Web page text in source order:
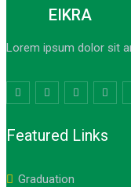
EIKRA
Lorem ipsum dolor sit
Featured Links
Graduation